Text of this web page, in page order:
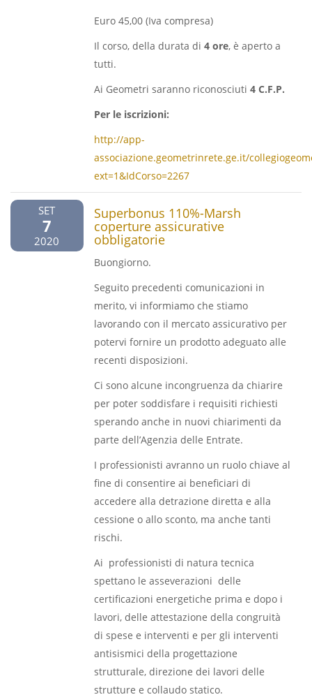
Euro 45,00 (Iva compresa)
Il corso, della durata di 4ore, è aperto a
tutti.
Ai Geometri saranno riconosciuti 4 C.F.P.
Per le iscrizioni:
http://app-
associazione.geometrinrete.ge.it/
ext=1&IdCorso=2267
SET
7
2020
Superbonus 110%-Marsh
coperture assicurative
obbligatorie
Buongiorno.
Seguito precedenti comunicazioni in
merito, vi informiamo che stiamo
lavorando con il mercato assicurativo per
potervi fornire un prodotto adeguato alle
recenti disposizioni.
Ci sono alcune incongruenza da chiarire
per poter soddisfare i requisiti richiesti
sperando anche in nuovi chiarimenti da
parte dell’Agenzia delle Entrate.
I professionisti avranno un ruolo chiave al
fine di consentire ai beneficiari di
accedere alla detrazione diretta e alla
cessione o allo sconto, ma anche tanti
rischi.
Ai professionisti di natura tecnica
spettano le asseverazioni delle
certificazioni energetiche prima e dopo i
lavori, delle attestazione della congruità
di spese e interventi e per gli interventi
antisismici della progettazione
strutturale, direzione dei lavori delle
strutture e collaudo statico.